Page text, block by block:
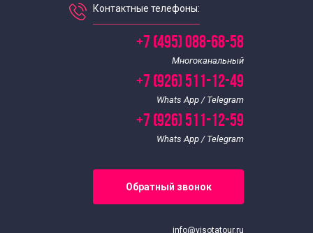
Контактные телефоны:
+7 (495) 088-68-58
Многоканальный
+7 (926) 511-12-49
Whats App / Telegram
+7 (926) 511-12-59
Whats App / Telegram
Обратный звонок
info@visotatour.ru